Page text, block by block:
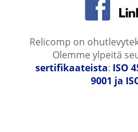
Relicomp on
Olemme ylpeitä
sertifikaateista: ISO
9001 ja